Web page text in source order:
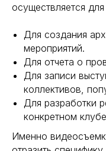
осуществляется
Для создания
мероприятий.
Для отчета о
Для записи
коллективов,
Для разработки
конкретном
Именно
БЛОГ
СПОСОБЫ СВЯЗИ:
Аренда студии
Нейровидео
Съемка в саду
Выездная фотостудия